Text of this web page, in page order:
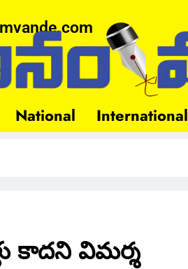
National International
కాదని విమర్శ